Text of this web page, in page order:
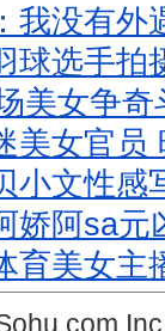
我没有外
球选手拍
美女争
美女官员
小文性感
娇阿sa元
育美女主